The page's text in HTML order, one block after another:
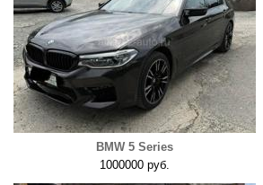
BMW 5 Series
1000000 руб.